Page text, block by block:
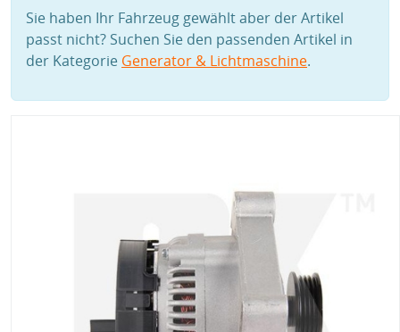
Sie haben Ihr Fahrzeug gewählt aber der Artikel
passt nicht? Suchen Sie den passenden Artikel in
der Kategorie Generator & Lichtmaschine.